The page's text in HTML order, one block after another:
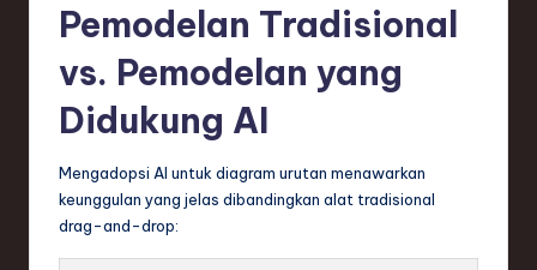
Pemodelan Tradisional
vs. Pemodelan yang
Didukung AI
Mengadopsi AI untuk diagram urutan menawarkan
keunggulan yang jelas dibandingkan alat tradisional
drag-and-drop: